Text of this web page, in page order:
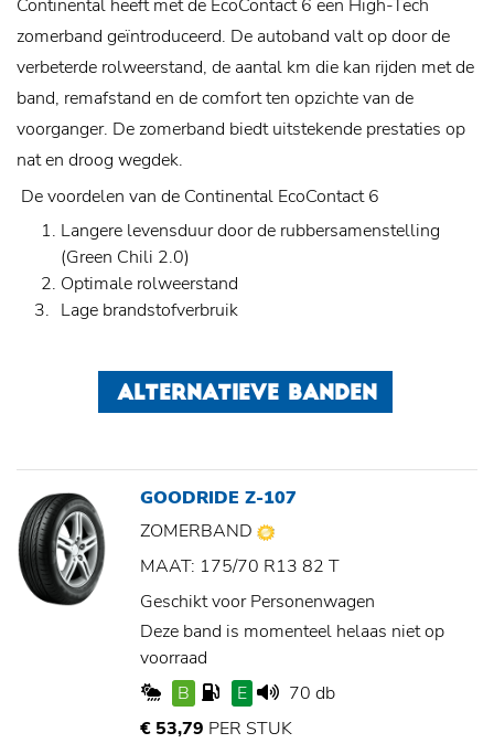
Continental heeft met de EcoContact 6 een High-Tech
zomerband geïntroduceerd. De autoband valt op door de
verbeterde rolweerstand, de aantal km die kan rijden met de
band, remafstand en de comfort ten opzichte van de
voorganger. De zomerband biedt uitstekende prestaties op
nat en droog wegdek.
De voordelen van de Continental EcoContact 6
Langere levensduur door de rubbersamenstelling
(Green Chili 2.0)
Optimale rolweerstand
Lage brandstofverbruik
ALTERNATIEVE BANDEN
GOODRIDE Z-107
ZOMERBAND
MAAT: 175/70 R13 82 T
Geschikt voor Personenwagen
Deze band is momenteel helaas niet op
voorraad
B
E
70 db
€ 53,79 PER STUK